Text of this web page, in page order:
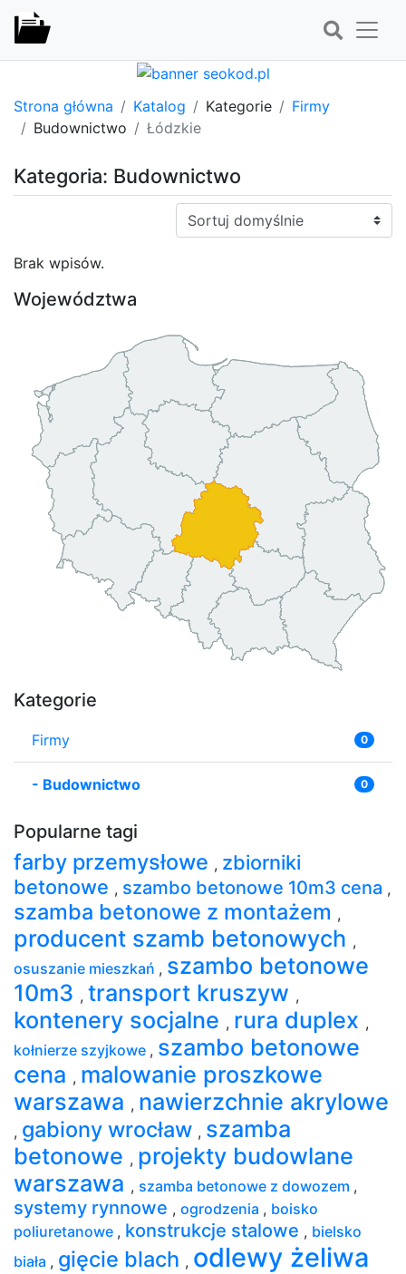
Strona główna Katalog Kategorie
Firmy
Budownictwo
Łódzkie
Kategoria: Budownictwo
Sortuj:
Brak wpisów.
Województwa
Kategorie
Firmy 0
- Budownictwo 0
Popularne tagi
farby przemysłowe , zbiorniki
betonowe , szambo betonowe 10m3 cena ,
szamba betonowe z montażem ,
producent szamb betonowych ,
osuszanie mieszkań , szambo betonowe
10m3 , transport kruszyw ,
kontenery socjalne , rura duplex ,
kołnierze szyjkowe , szambo betonowe
cena , malowanie proszkowe
warszawa , nawierzchnie akrylowe
, gabiony wrocław , szamba
betonowe , projekty budowlane
warszawa , szamba betonowe z dowozem ,
systemy rynnowe , ogrodzenia , boisko
poliuretanowe , konstrukcje stalowe , bielsko
biała , gięcie blach , odlewy żeliwa